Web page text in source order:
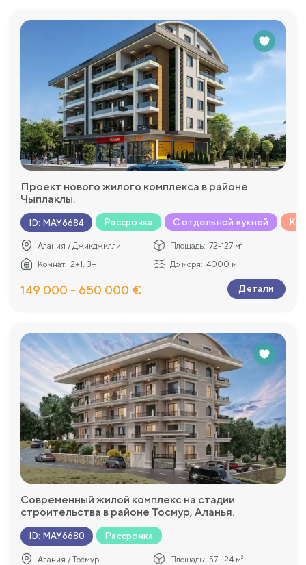
Проект нового жилого комплекса в районе
Чыплаклы.
ID: MAY6684 Рассрочка С отдельной кухней
Алания / Джикджилли Площадь: 72-127 м²
Комнат: 2+1, 3+1 До моря: 4000 м
149 000 - 650 000 € Детали
Современный жилой комплекс на стадии
строительства в районе Тосмур, Аланья.
ID: MAY6680 Рассрочка
Алания / Тосмур Площадь: 57-124 м²